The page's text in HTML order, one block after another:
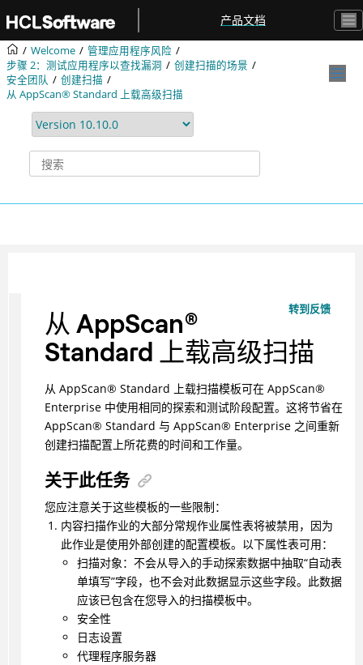
产品文档
Welcome
管理应用程序风险
步骤 2：测试应用程序以查找漏洞
创建扫描的场景
安全团队
创建扫描
从 AppScan® Standard 上载高级扫描
转到反馈
从 AppScan®
Standard 上载高级扫描
从 AppScan® Standard 上载扫描模板可在 AppScan®
Enterprise 中使用相同的探索和测试阶段配置。这将节省在
AppScan® Standard 与 AppScan® Enterprise 之间重新
创建扫描配置上所花费的时间和工作量。
关于此任务
您应注意关于这些模板的一些限制：
内容扫描作业的大部分常规作业属性表将被禁用，因为
此作业是使用外部创建的配置模板。以下属性表可用：
扫描对象：不会从导入的手动探索数据中抽取“自动表
单填写”字段，也不会对此数据显示这些字段。此数据
应该已包含在您导入的扫描模板中。
安全性
日志设置
代理程序服务器